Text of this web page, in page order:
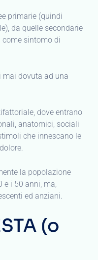
primarie (quindi
da quelle secondarie
come sintomo di
mai dovuta ad una
dove entrano
anatomici, sociali
che innescano le
la popolazione
e i 50 anni, ma,
ed anziani.
(o